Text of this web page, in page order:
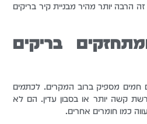
הרבה יותר מהיר מבניית קיר בריקים
בריקים
חמים מספיק ברוב המקרים. לכתמים
קשה יותר או בסבון עדין. הם לא
כמו חומרים אחרים.